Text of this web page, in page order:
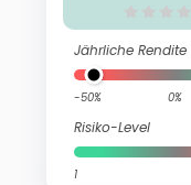
Jährliche Rendite
-50% 0%
Risiko-Level
1